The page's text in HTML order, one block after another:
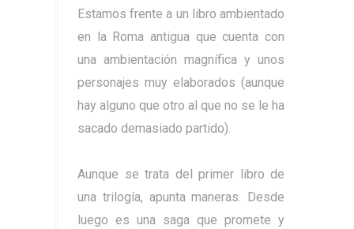
Estamos frente a un libro ambientado
en la Roma antigua que cuenta con
una ambientación magnífica y unos
personajes muy elaborados (aunque
hay alguno que otro al que no se le ha
sacado demasiado partido).
Aunque se trata del primer libro de
una trilogía, apunta maneras. Desde
luego es una saga que promete y